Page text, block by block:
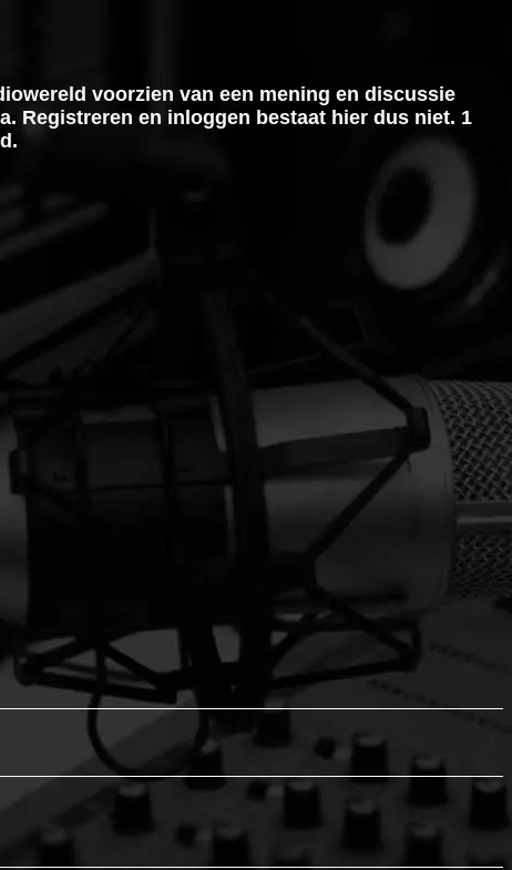
voorzien van een mening en discussie
Registreren en inloggen bestaat hier dus niet. 1